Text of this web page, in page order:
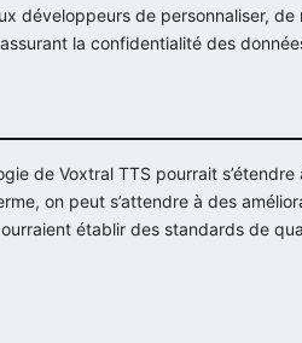
développeurs de personnaliser,
la confidentialité des
de Voxtral TTS pourrait
on peut s’attendre à des
établir des standards de